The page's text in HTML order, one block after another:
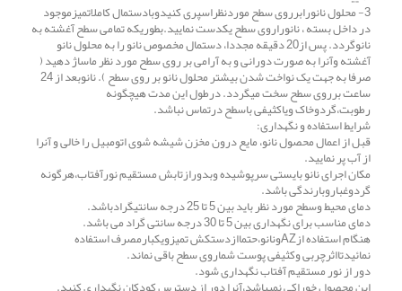
3- محلول نانورابرروی سطح موردنظراسپری کنیدوبادستمال کاملاتمیزموجود
در داخل بسته ، نانوراروی سطح یکدست نمایید.بطوریکه تمامی سطح آغشته به
نانوگردد. پس از20 دقیقه مجددا، دستمال مخصوص نانو را به محلول نانو
آغشته وآنرا به صورت دورانی و به آرامی بر روی سطح مورد نظر ماساژ دهید (
صرفا به جهت یک نواخت شدن بیشتر محلول نانو بر روی سطح ). نانوبعد از 24
ساعت برروی سطح سخت میگردد. درطول این مدت هیچگونه
رطوبت،گردوخاک ویاکثیفی باسطح درتماس نباشد.
شرایط استفاده و نگهداری:
قبل از اعمال محصول نانو، مایع درون مخزن شیشه شوی اتومبیل را خالی و آنرا
از آب پر نمایید.
مکان اجرای نانو بایستی سرپوشیده وبدورازتابش مستقیم نورآفتاب،هرگونه
گردوغباروبارندگی باشد.
دمای محیط وسطح مورد نظر باید بین 5 تا 25 درجه سانتیگرادباشد.
دمای مناسب برای نگهداری بین 5 تا 30 درجه سانتی گراد می باشد.
هنگام استفاده ازAZونانو،حتماازدستکش تمیزویکبارمصرف استفاده
نمائیدتااثرچربی وکثیفی پوست شماروی سطح باقی نماند.
دور از نور مستقیم آفتاب نگهداری شود.